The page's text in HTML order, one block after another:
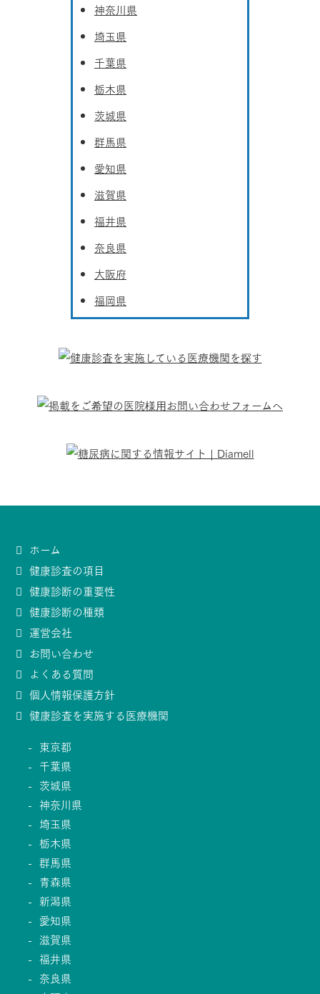
神奈川県
埼玉県
千葉県
栃木県
茨城県
群馬県
愛知県
滋賀県
福井県
奈良県
大阪府
福岡県
ホーム
健康診査の項目
健康診断の重要性
健康診断の種類
運営会社
お問い合わせ
よくある質問
個人情報保護方針
健康診査を実施する医療機関
東京都
千葉県
茨城県
神奈川県
埼玉県
栃木県
群馬県
青森県
新潟県
愛知県
滋賀県
福井県
奈良県